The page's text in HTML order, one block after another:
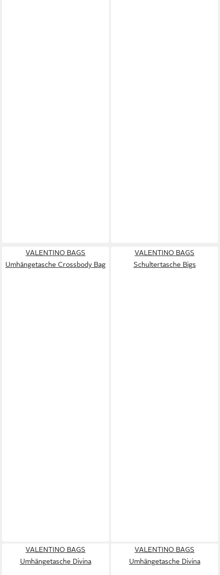
VALENTINO BAGS
Umhängetasche Crossbody Bag
VALENTINO BAGS
Schultertasche Bigs
VALENTINO BAGS
Umhängetasche Divina
VALENTINO BAGS
Umhängetasche Divina